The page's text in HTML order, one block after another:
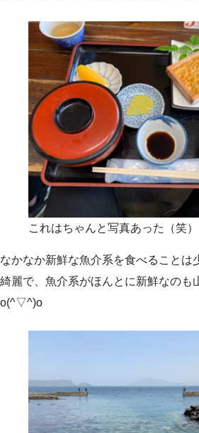
これはちゃんと写真あった（笑）
なかなか新鮮な魚介系を食べることは
綺麗で、魚介系がほんとに新鮮なのも
o(^▽^)o